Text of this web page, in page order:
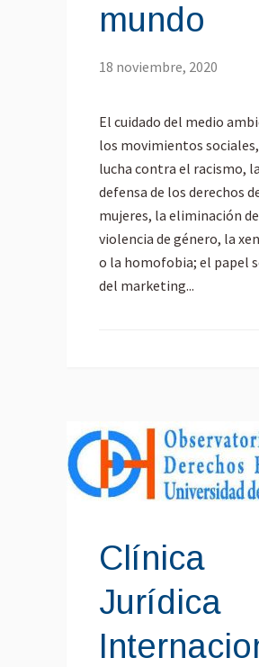
mundo
18 noviembre, 2020
El cuidado del medio
los movimientos
lucha contra el racismo, la
defensa de los derechos
mujeres, la eliminación
violencia de género, la
o la homofobia; el papel
del marketing...
Clínica
Jurídica